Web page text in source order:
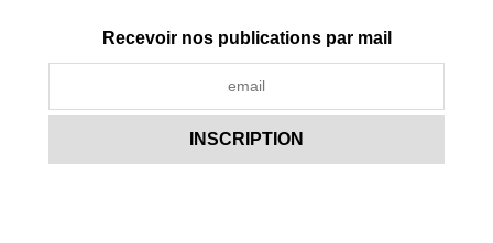
Recevoir nos publications par mail